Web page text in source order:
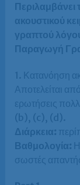
Περιλαμβάνει
ακουστικού
γραπτού
Παραγωγή
1. Κατανόηση
Αποτελείται
ερωτήσεις
(b), (c), (d).
Διάρκεια:
Βαθμολογία:
σωστές